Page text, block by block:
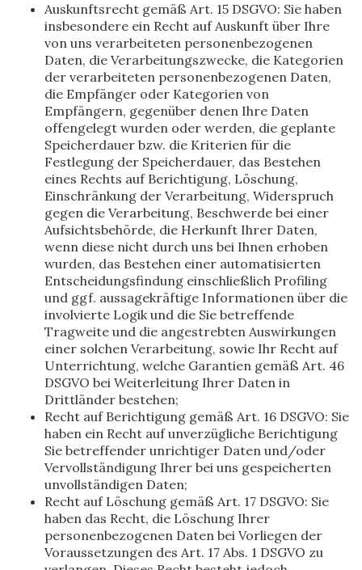
Auskunftsrecht gemäß Art. 15 DSGVO: Sie haben
insbesondere ein Recht auf Auskunft über Ihre
von uns verarbeiteten personenbezogenen
Daten, die Verarbeitungszwecke, die Kategorien
der verarbeiteten personenbezogenen Daten,
die Empfänger oder Kategorien von
Empfängern, gegenüber denen Ihre Daten
offengelegt wurden oder werden, die geplante
Speicherdauer bzw. die Kriterien für die
Festlegung der Speicherdauer, das Bestehen
eines Rechts auf Berichtigung, Löschung,
Einschränkung der Verarbeitung, Widerspruch
gegen die Verarbeitung, Beschwerde bei einer
Aufsichtsbehörde, die Herkunft Ihrer Daten,
wenn diese nicht durch uns bei Ihnen erhoben
wurden, das Bestehen einer automatisierten
Entscheidungsfindung einschließlich Profiling
und ggf. aussagekräftige Informationen über die
involvierte Logik und die Sie betreffende
Tragweite und die angestrebten Auswirkungen
einer solchen Verarbeitung, sowie Ihr Recht auf
Unterrichtung, welche Garantien gemäß Art. 46
DSGVO bei Weiterleitung Ihrer Daten in
Drittländer bestehen;
Recht auf Berichtigung gemäß Art. 16 DSGVO: Sie
haben ein Recht auf unverzügliche Berichtigung
Sie betreffender unrichtiger Daten und/oder
Vervollständigung Ihrer bei uns gespeicherten
unvollständigen Daten;
Recht auf Löschung gemäß Art. 17 DSGVO: Sie
haben das Recht, die Löschung Ihrer
personenbezogenen Daten bei Vorliegen der
Voraussetzungen des Art. 17 Abs. 1 DSGVO zu